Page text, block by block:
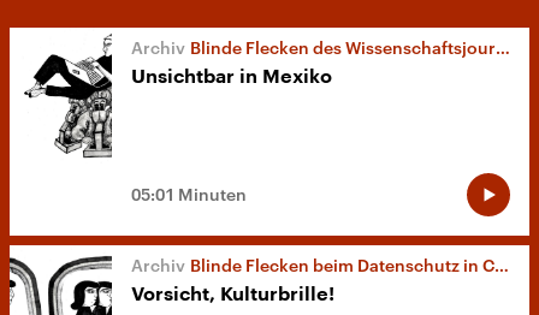
Blinde Flecken des Wissenschaftsjournalismus
Unsichtbar in Mexiko
05:01 Minuten
Blinde Flecken beim Datenschutz in China
Vorsicht, Kulturbrille!